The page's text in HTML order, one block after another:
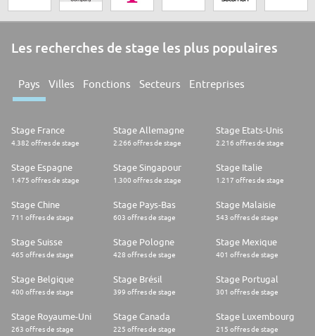
Les recherches de stage les plus populaires
Pays Villes Fonctions Secteurs Entreprises
Stage France
4.382 offres de stage
Stage Allemagne
2.266 offres de stage
Stage Etats-Unis
2.216 offres de stage
Stage Espagne
1.475 offres de stage
Stage Singapour
1.300 offres de stage
Stage Italie
1.217 offres de stage
Stage Chine
711 offres de stage
Stage Pays-Bas
603 offres de stage
Stage Malaisie
543 offres de stage
Stage Suisse
465 offres de stage
Stage Pologne
428 offres de stage
Stage Mexique
401 offres de stage
Stage Belgique
400 offres de stage
Stage Brésil
399 offres de stage
Stage Portugal
301 offres de stage
Stage Royaume-Uni
263 offres de stage
Stage Canada
225 offres de stage
Stage Luxembourg
215 offres de stage